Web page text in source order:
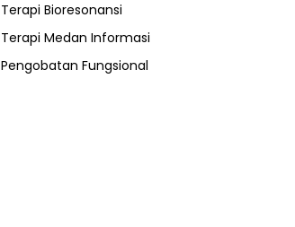
Terapi Bioresonansi
Terapi Medan Informasi
Pengobatan Fungsional